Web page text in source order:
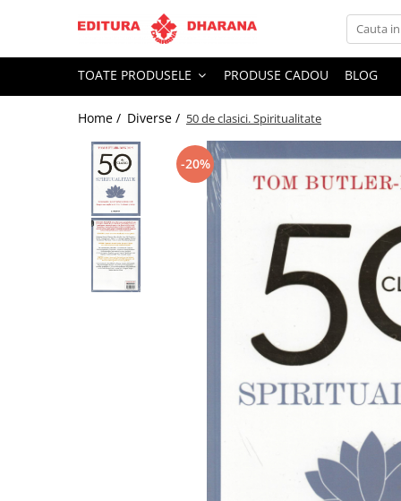
Toate Produsele
CARTI EDITURA DHARANA
OFERTE LA PACHET
Carti cu AUTOGRAF
Dezvoltare personala
TOATE PRODUSELE PRODUSE CADOU BLOG
Home / Diverse / 50 de clasici. Spiritualitate
-20%